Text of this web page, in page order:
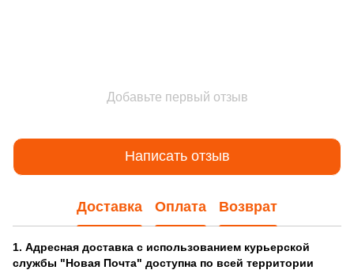
Добавьте первый отзыв
Написать отзыв
Доставка Оплата Возврат
1. Адресная доставка с использованием курьерской
службы "Новая Почта" доступна по всей территории